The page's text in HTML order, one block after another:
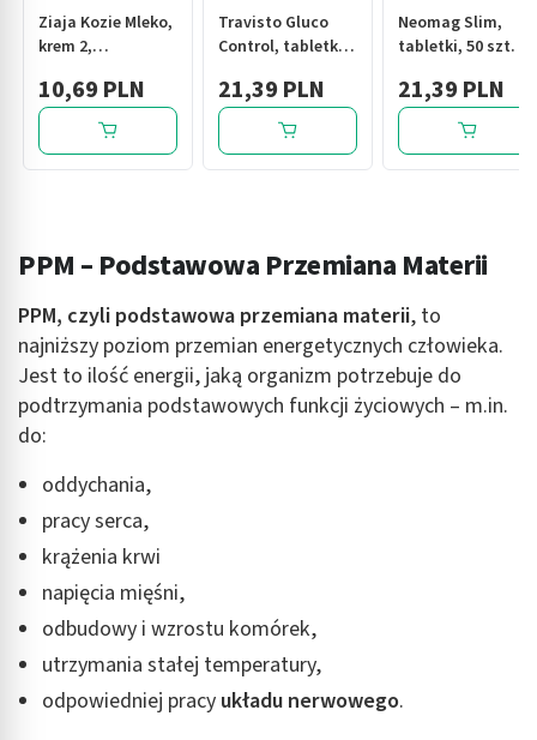
Ziaja Kozie Mleko,
krem 2,
wygładzanie do
cery suchej, 50 ml
10,69 PLN
Travisto Gluco
Control, tabletki,
21,39 PLN
Neomag Slim,
tabletki, 50 szt.
21,39 PLN
PPM – Podstawowa Przemiana Materii
PPM, czyli podstawowa przemiana materii, to
najniższy poziom przemian energetycznych człowieka.
Jest to ilość energii, jaką organizm potrzebuje do
podtrzymania podstawowych funkcji życiowych – m.in.
do:
oddychania,
pracy serca,
krążenia krwi
napięcia mięśni,
odbudowy i wzrostu komórek,
utrzymania stałej temperatury,
odpowiedniej pracy układu nerwowego.